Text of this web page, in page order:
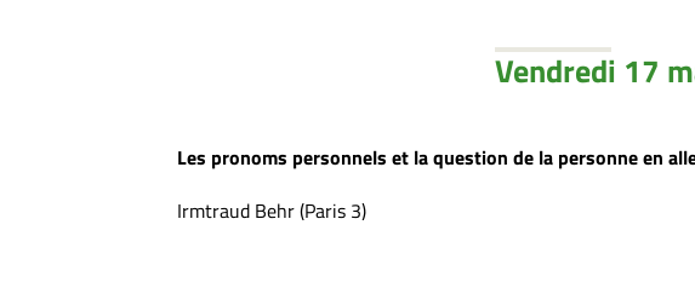
Vendredi 17
Les pronoms personnels et la question de la personne en
Irmtraud Behr (Paris 3)